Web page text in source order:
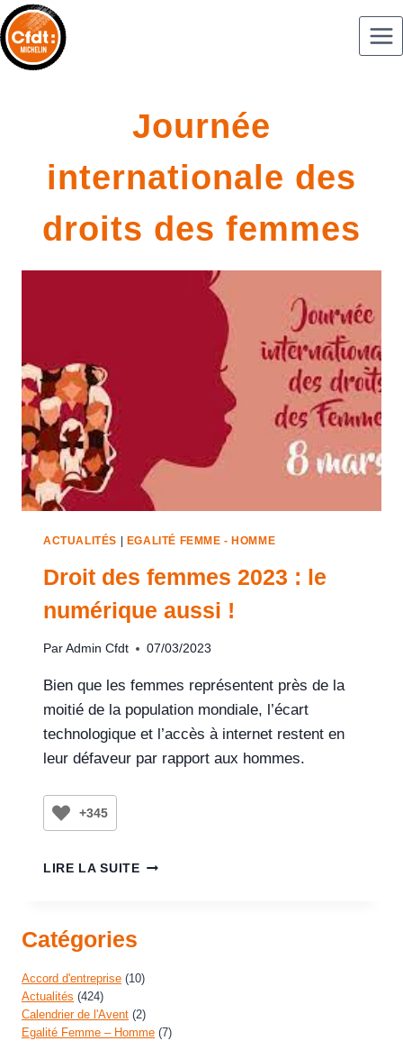
Journée
internationale des
droits des femmes
ACTUALITÉS | EGALITÉ FEMME - HOMME
Droit des femmes 2023 : le
numérique aussi !
Par Admin Cfdt 07/03/2023
Bien que les femmes représentent près de la
moitié de la population mondiale, l’écart
technologique et l’accès à internet restent en
leur défaveur par rapport aux hommes.
+345
LIRE LA SUITE
Catégories
Accord d'entreprise (10)
Actualités (424)
Calendrier de l'Avent (2)
Egalité Femme – Homme (7)